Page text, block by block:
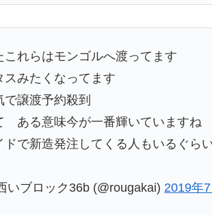
れらはモンゴルへ渡ってます
みたくなってます
譲渡予約殺到
ある意味今が一番輝いていますね
で新造発注してくる人もいるぐら
ブロック36b (@rougakai) 2019年